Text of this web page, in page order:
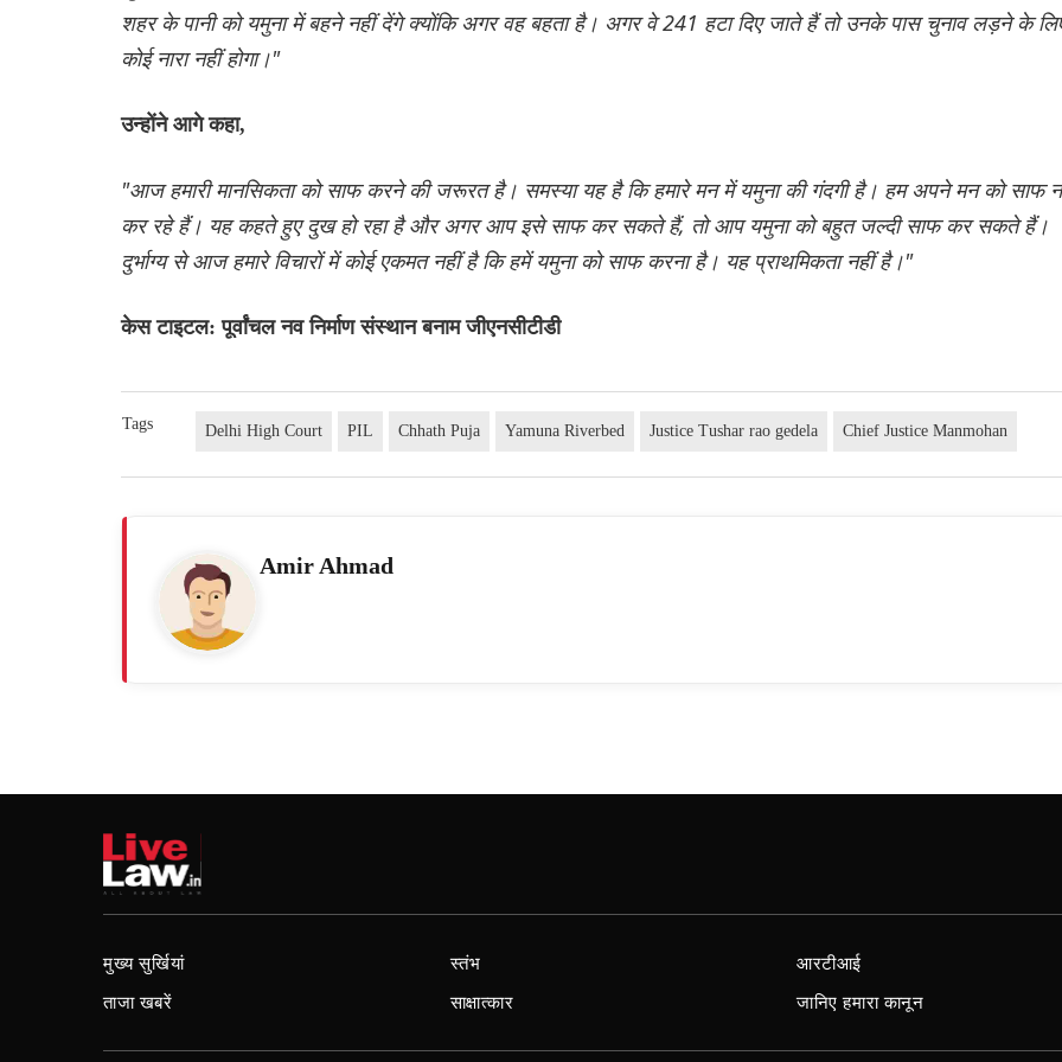
शहर के पानी को यमुना में बहने नहीं देंगे क्योंकि अगर वह बहता है। अगर वे 241 हटा दिए जाते हैं तो उनके पास चुनाव लड़ने के
कोई नारा नहीं होगा।"
उन्होंने आगे कहा,
"आज हमारी मानसिकता को साफ करने की जरूरत है। समस्या यह है कि हमारे मन में यमुना की गंदगी है। हम अपने मन को साफ
कर रहे हैं। यह कहते हुए दुख हो रहा है और अगर आप इसे साफ कर सकते हैं, तो आप यमुना को बहुत जल्दी साफ कर सकते हैं।
दुर्भाग्य से आज हमारे विचारों में कोई एकमत नहीं है कि हमें यमुना को साफ करना है। यह प्राथमिकता नहीं है।"
केस टाइटल: पूर्वांचल नव निर्माण संस्थान बनाम जीएनसीटीडी
Tags Delhi High Court PIL Chhath Puja Yamuna Riverbed Justice Tushar rao gedela Chief Justice Manmohan
Amir Ahmad
मुख्य सुर्खियां
ताजा खबरें
स्तंभ
साक्षात्कार
आरटीआई
जानिए हमारा कानून